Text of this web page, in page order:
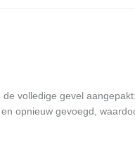
volledige gevel
opnieuw gevoegd,